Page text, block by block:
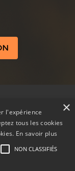
×
l'expérience
tous les cookies
En savoir plus
NON CLASSIFIÉS